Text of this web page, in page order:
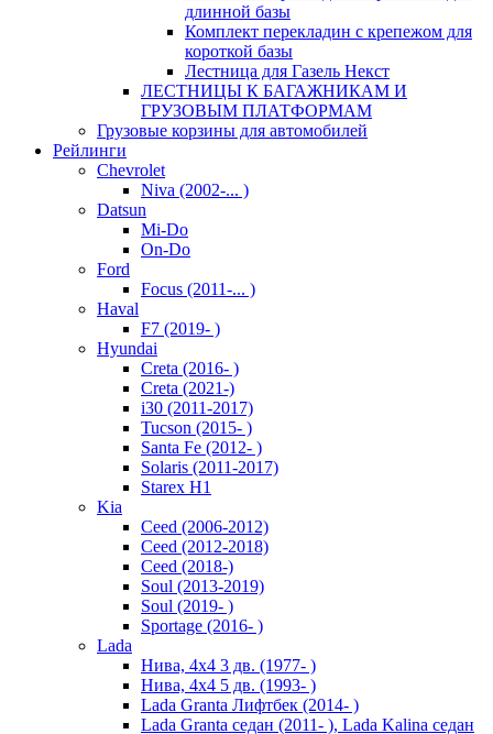
длинной базы
Комплект перекладин с крепежом для
короткой базы
Лестница для Газель Некст
ЛЕСТНИЦЫ К БАГАЖНИКАМ И
ГРУЗОВЫМ ПЛАТФОРМАМ
Грузовые корзины для автомобилей
Рейлинги
Chevrolet
Niva (2002-... )
Datsun
Mi-Do
On-Do
Ford
Focus (2011-... )
Haval
F7 (2019- )
Hyundai
Creta (2016- )
Creta (2021-)
i30 (2011-2017)
Tucson (2015- )
Santa Fe (2012- )
Solaris (2011-2017)
Starex H1
Kia
Ceed (2006-2012)
Ceed (2012-2018)
Ceed (2018-)
Soul (2013-2019)
Soul (2019- )
Sportage (2016- )
Lada
Нива, 4х4 3 дв. (1977- )
Нива, 4х4 5 дв. (1993- )
Lada Granta Лифтбек (2014- )
Lada Granta седан (2011- ), Lada Kalina седан